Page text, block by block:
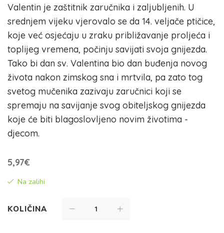
Valentin je zaštitnik zaručnika i zaljubljenih. U
srednjem vijeku vjerovalo se da 14. veljače ptičice,
koje već osjećaju u zraku približavanje proljeća i
toplijeg vremena, počinju savijati svoja gnijezda.
Tako bi dan sv. Valentina bio dan buđenja novog
života nakon zimskog sna i mrtvila, pa zato tog
svetog mučenika zazivaju zaručnici koji se
spremaju na savijanje svog obiteljskog gnijezda
koje će biti blagoslovljeno novim životima -
djecom.
5,97€
Na zalihi
KOLIČINA